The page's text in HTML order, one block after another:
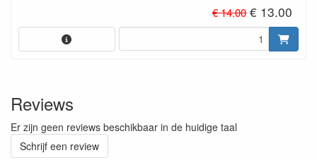
€ 14.00€ 13.00
Reviews
Er zijn geen reviews beschikbaar in de huidige taal
Schrijf een review